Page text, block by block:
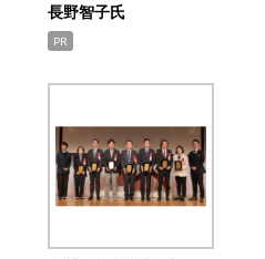
長野智子氏
PR